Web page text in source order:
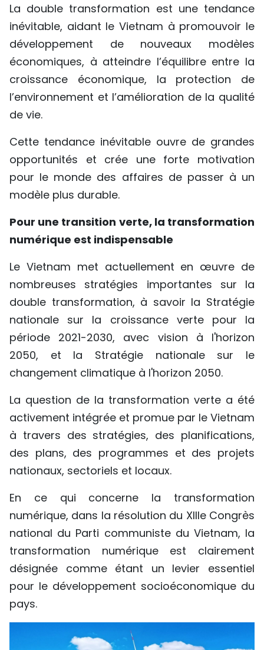
VIDÉO
À PROPOS DU "PEUPLE"
TIẾNG VIỆT
中文
РУССКИЙ
ESPAÑOL
La double transformation est une tendance
inévitable, aidant le Vietnam à promouvoir le
développement de nouveaux modèles
économiques, à atteindre l’équilibre entre la
croissance économique, la protection de
l’environnement et l’amélioration de la qualité
de vie.
Cette tendance inévitable ouvre de grandes
opportunités et crée une forte motivation
pour le monde des affaires de passer à un
modèle plus durable.
Pour une transition verte, la transformation
numérique est indispensable
Le Vietnam met actuellement en œuvre de
nombreuses stratégies importantes sur la
double transformation, à savoir la Stratégie
nationale sur la croissance verte pour la
période 2021-2030, avec vision à l'horizon
2050, et la Stratégie nationale sur le
changement climatique à l'horizon 2050.
La question de la transformation verte a été
activement intégrée et promue par le Vietnam
à travers des stratégies, des planifications,
des plans, des programmes et des projets
nationaux, sectoriels et locaux.
En ce qui concerne la transformation
numérique, dans la résolution du XIIIe Congrès
national du Parti communiste du Vietnam, la
transformation numérique est clairement
désignée comme étant un levier essentiel
pour le développement socioéconomique du
pays.